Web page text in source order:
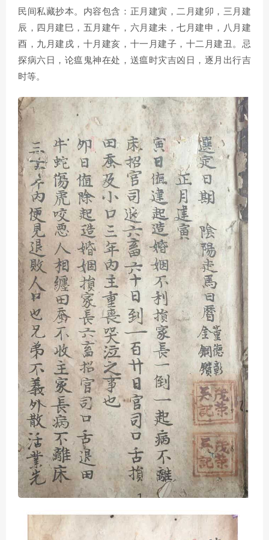
民间私藏抄本。内容包含：正月建寅，二月建卯，三月建
辰，四月建巳，五月建午，六月建未，七月建申，八月建
酉，九月建戌，十月建亥，十一月建子，十二月建丑。忌
探病六日，论瘟鬼神在处，送瘟时灾吉凶日，逐月出行吉
时等。